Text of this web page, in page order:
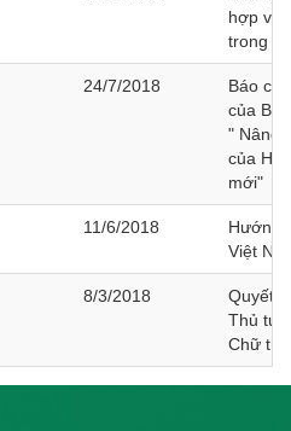
hợp với
trong
24/7/2018
Báo
của
" Nâng
của
mới"
11/6/2018
Hướng
Việt
8/3/2018
Quyết
Thủ
Chữ